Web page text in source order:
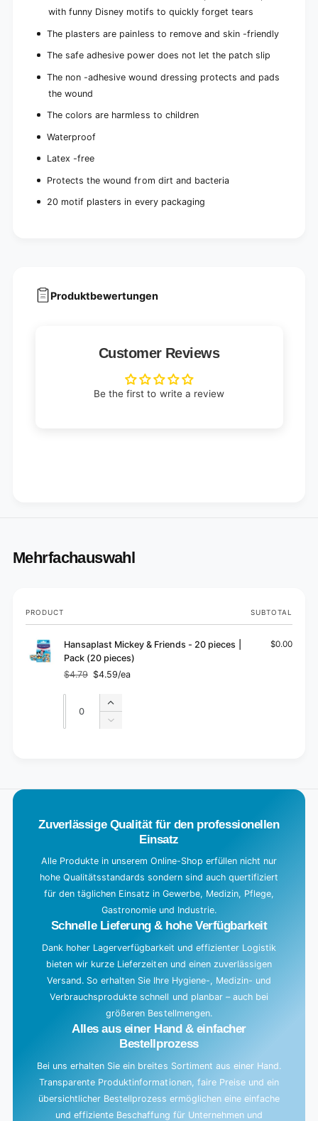
e
s
e
e
)
with funny Disney motifs to quickly forget tears
The plasters are painless to remove and skin -friendly
The safe adhesive power does not let the patch slip
The non -adhesive wound dressing protects and pads
the wound
The colors are harmless to children
Waterproof
Latex -free
Protects the wound from dirt and bacteria
20 motif plasters in every packaging
Produktbewertungen
Customer Reviews
Be the first to write a review
Mehrfachauswahl
Your
cart
PRODUCT SUBTOTAL
Hansaplast Mickey & Friends - 20 pieces |
Pack (20 pieces)
Regular
price
$4.79
Sale
price
$4.59/ea
$0.00
Quantity
Increase
quantity
Decrease
a
Zuverlässige Qualität für den professionellen
Einsatz
Alle Produkte in unserem Online-Shop erfüllen nicht nur
hohe Qualitätsstandards sondern sind auch quertifiziert
für den täglichen Einsatz in Gewerbe, Medizin, Pflege,
Gastronomie und Industrie.
Schnelle Lieferung & hohe Verfügbarkeit
Dank hoher Lagerverfügbarkeit und effizienter Logistik
bieten wir kurze Lieferzeiten und einen zuverlässigen
Versand. So erhalten Sie Ihre Hygiene-, Medizin- und
Verbrauchsprodukte schnell und planbar – auch bei
größeren Bestellmengen.
Alles aus einer Hand & einfacher
Bestellprozess
Bei uns erhalten Sie ein breites Sortiment aus einer Hand.
Transparente Produktinformationen, faire Preise und ein
übersichtlicher Bestellprozess ermöglichen eine einfache
und effiziente Beschaffung für Unternehmen und